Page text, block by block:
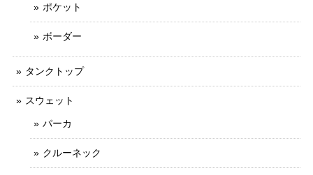
ポケット
ボーダー
タンクトップ
スウェット
パーカ
クルーネック